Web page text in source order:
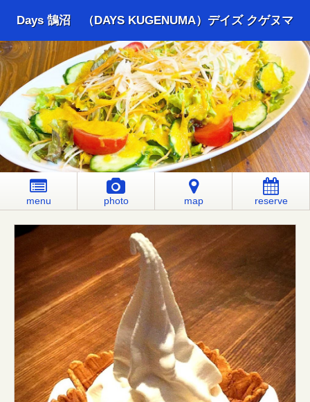
Days 鵠沼 （DAYS KUGENUMA）デイズ クゲヌマ
menu photo map reserve